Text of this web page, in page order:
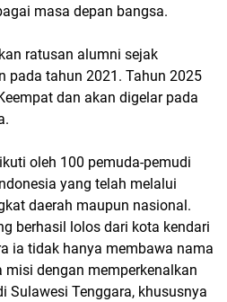
masa depan bangsa.
ratusan alumni sejak
pada tahun 2021. Tahun 2025
dan akan digelar pada
oleh 100 pemuda-pemudi
yang telah melalui
daerah maupun nasional.
berhasil lolos dari kota kendari
ia tidak hanya membawa nama
dengan memperkenalkan
Sulawesi Tenggara, khususnya